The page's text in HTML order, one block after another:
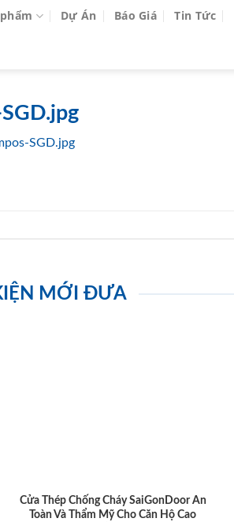
Dự Án Báo Giá Tin Tức
SGD.jpg
MỚI ĐƯA
Cửa Thép Chống Cháy SaiGonDoor An
Toàn Và Thẩm Mỹ Cho Căn Hộ Cao